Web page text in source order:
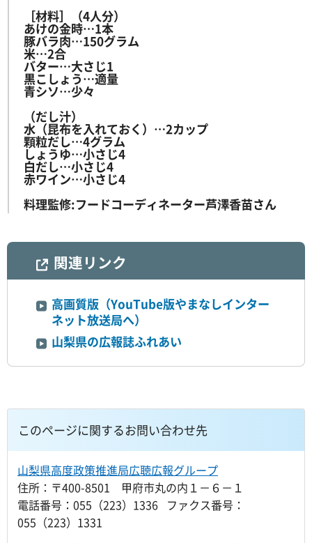
［材料］（4人分）
あけの金時…1本
豚バラ肉…150グラム
米…2合
バター…大さじ1
黒こしょう…適量
青シソ…少々
（だし汁）
水（昆布を入れておく）…2カップ
顆粒だし…4グラム
しょうゆ…小さじ4
白だし…小さじ4
赤ワイン…小さじ4
料理監修:フードコーディネーター芦澤香苗さん
関連リンク
高画質版（YouTube版やまなしインター
ネット放送局へ）
山梨県の広報誌ふれあい
このページに関するお問い合わせ先
山梨県高度政策推進局広聴広報グループ
住所：〒400-8501 甲府市丸の内１－６－１
電話番号：055（223）1336 ファクス番号：
055（223）1331